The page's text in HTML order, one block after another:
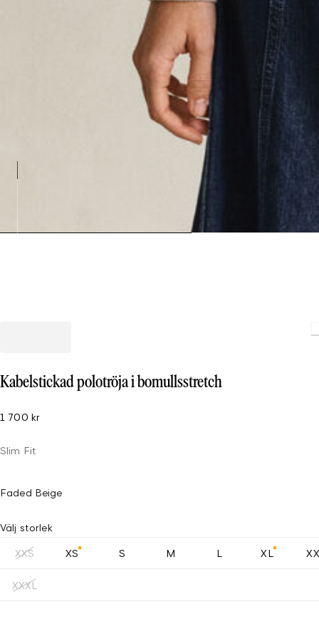
Kabelstickad polotröja i bomullsstretch
1 700 kr
Slim Fit
Faded Beige
Välj storlek
XXS XS S M L XL
XXXL